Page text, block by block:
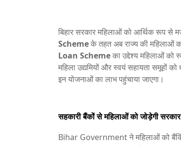
बिहार सरकार महिलाओं को आर्थिक रूप से
Schemeके तहत अब राज्य की महिलाओं
Loan Schemeका उद्देश्य महिलाओं को
महिला उद्यमियों और स्वयं सहायता समूहों
इन योजनाओं का लाभ पहुंचाया जाएगा।
सहकारी बैंकों से महिलाओं को जोड़ेगी सरकार
Bihar Governmentने महिलाओं को